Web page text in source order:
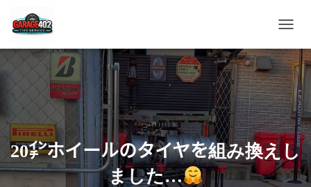
ビ
ゲ
ー
シ
ョ
ン
を
切
り
替
え
20㌅ホイールのタイヤを組み換えし
ました…